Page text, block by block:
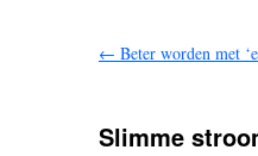
← Beter worden met
Slimme